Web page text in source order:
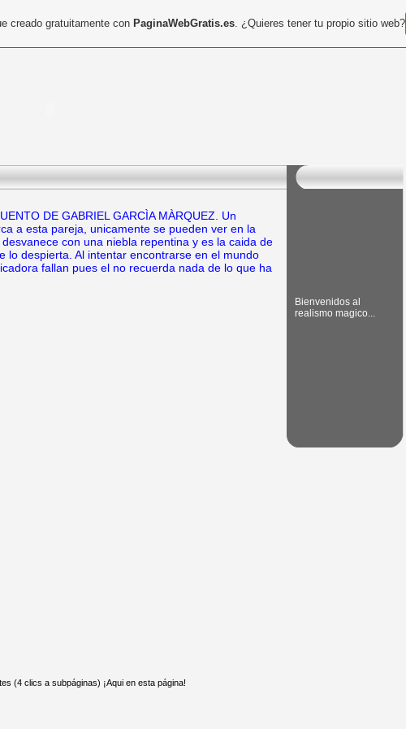
DE GABRIEL GARCÌA MÀRQUEZ. Un
a esta pareja, unicamente se pueden ver en la
con una niebla repentina y es la caida de
lo despierta. Al intentar encontrarse en el mundo
fallan pues el no recuerda nada de lo que ha
Bienvenidos al
realismo magico...
(4 clics a subpáginas) ¡Aqui en esta página!
creado gratuitamente con PaginaWebGratis.es. ¿Quieres tener tu propio sitio web?